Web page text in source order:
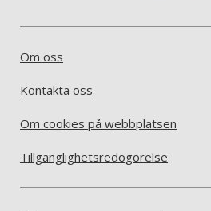
Om oss
Kontakta oss
Om cookies på webbplatsen
Tillgänglighetsredogörelse